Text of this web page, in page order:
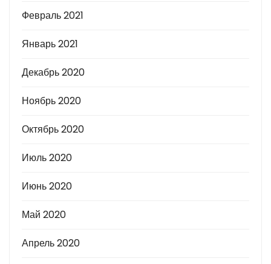
Февраль 2021
Январь 2021
Декабрь 2020
Ноябрь 2020
Октябрь 2020
Июль 2020
Июнь 2020
Май 2020
Апрель 2020